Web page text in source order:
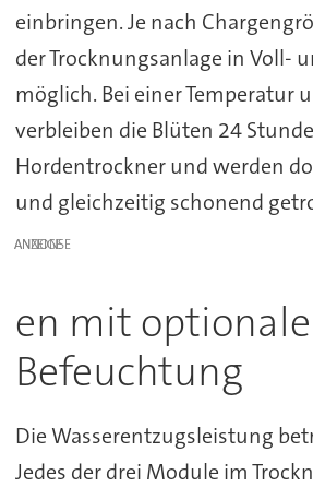
einbringen. Je nach
der Trocknungsanlage in Voll-
möglich. Bei einer Temperatur
verbleiben die Blüten 24
Hordentrockner und werden
und gleichzeitig schonend
ANZEIGE
en mit
Befeuchtung
Die Wasserentzugsleistung
Jedes der drei Module im